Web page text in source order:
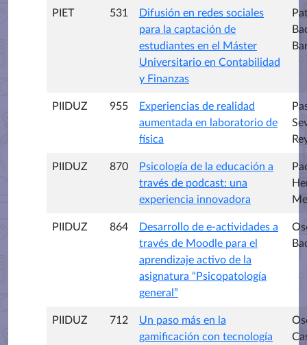
PIET 531
Difusión en redes sociales
para la captación de
estudiantes en el Máster
Universitario en Contabilidad
y Finanzas
PIIDUZ 955
Experiencias de realidad
aumentada en laboratorio de
física
PIIDUZ 870
Psicología de la educación a
través de podcast: una
experiencia innovadora
PIIDUZ 864
Desarrollo de e-actividades a
través de Moodle para el
aprendizaje activo de la
asignatura “Psicopatología
general”
PIIDUZ 712
Un paso más en la
gamificación con tecnología